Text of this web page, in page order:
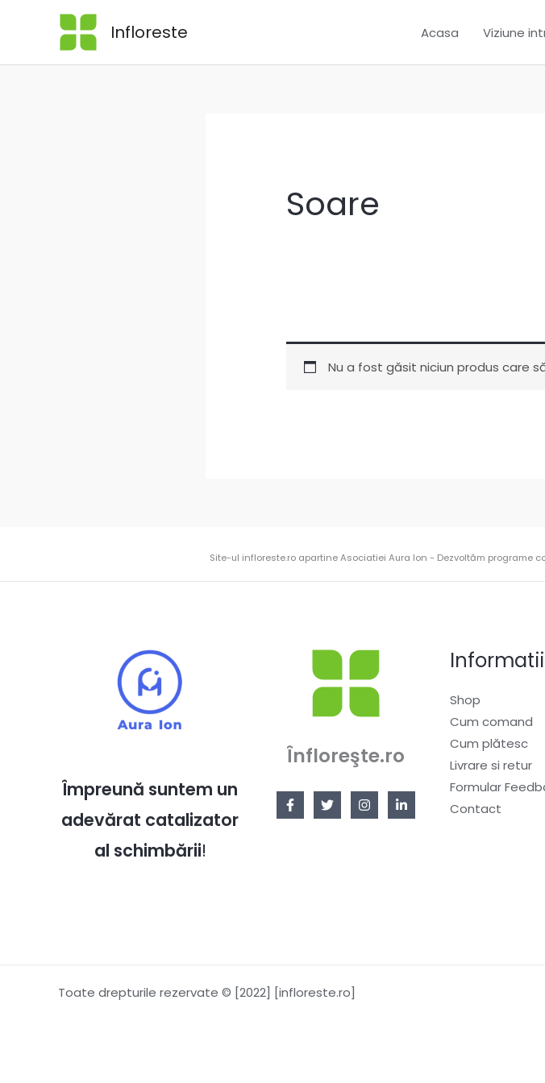
Infloreste Acasa Viziune
Soare
Nu a fost găsit niciun produs care
Site-ul infloreste.ro apartine Asociatiei Aura Ion - Dezvoltăm programe
Împreună suntem un
adevărat catalizator
al schimbării!
Înfloreşte.ro
Informatii
Shop
Cum comand
Cum plătesc
Livrare si retur
Formular
Contact
Toate drepturile rezervate © [2022] [infloreste.ro]